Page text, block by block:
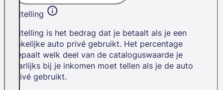
Bijtelling
Bijtelling is het bedrag dat je betaalt als je een
zakelijke auto privé gebruikt. Het percentage
bepaalt welk deel van de cataloguswaarde je
jaarlijks bij je inkomen moet tellen als je de auto
privé gebruikt.